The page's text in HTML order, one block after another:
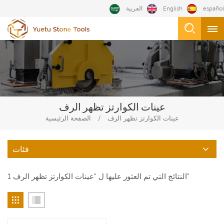
العربية English español
عينات الكوارتز تظهر الرف
الصفحة الرئيسية / عينات الكوارتز تظهر الرف
فئات
1 النتائج التي تم العثور عليها ل "عينات الكوارتز تظهر الرف"